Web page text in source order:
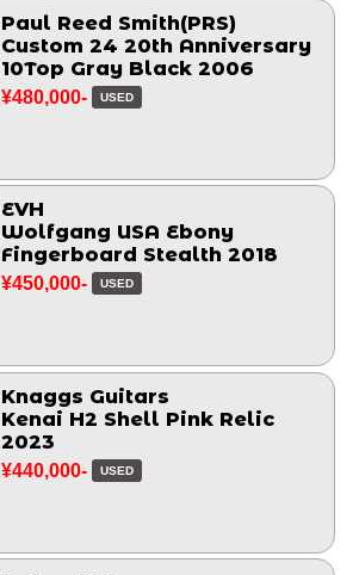
Paul Reed Smith(PRS)
Custom 24 20th Anniversary
10Top Gray Black 2006
¥480,000- USED
EVH
Wolfgang USA Ebony
Fingerboard Stealth 2018
¥450,000- USED
Knaggs Guitars
Kenai H2 Shell Pink Relic
2023
¥440,000- USED